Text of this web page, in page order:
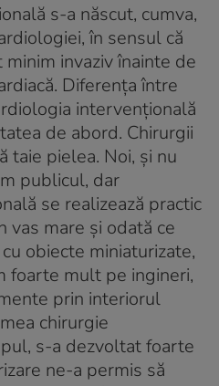
s-a născut, cumva,
în sensul că
invaziv înainte de
Diferența între
intervențională
de abord. Chirurgii
taie pielea. Noi, și nu
publicul, dar
se realizează practic
mare și odată ce
obiecte miniaturizate,
foarte mult pe ingineri,
prin interiorul
chirurgie
s-a dezvoltat foarte
ne-a permis să